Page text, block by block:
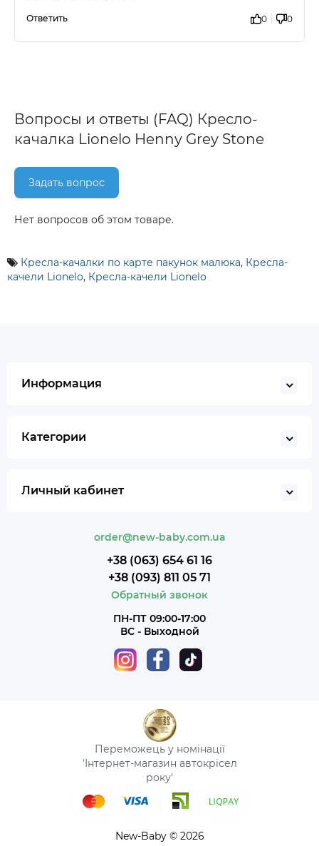
Ответить 0 0
Вопросы и ответы (FAQ) Кресло-
качалка Lionelo Henny Grey Stone
Задать вопрос
Нет вопросов об этом товаре.
Кресла-качалки по карте пакунок малюка, Кресла-
качели Lionelo, Кресла-качели Lionelo
Информация
Категории
Личный кабинет
order@new-baby.com.ua
+38 (063) 654 61 16
+38 (093) 811 05 71
Обратный звонок
ПН-ПТ 09:00-17:00
ВС - Выходной
New-Baby © 2026
Переможець у номінації
'Інтернет-магазин автокрісел
року'